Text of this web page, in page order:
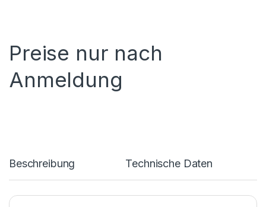
Preise nur nach
Anmeldung
Beschreibung Technische Daten